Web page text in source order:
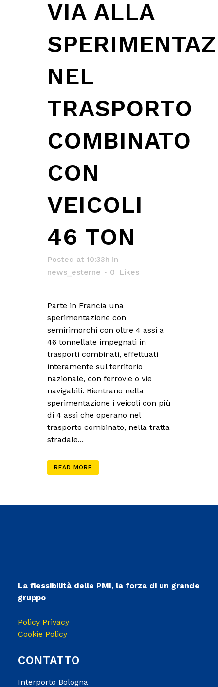
VIA ALLA
NEL
TRASPORTO
COMBINATO
CON
VEICOLI
46 TON
Posted at 10:33h in
news_esterne
0 Likes
Parte in Francia una
sperimentazione con
semirimorchi con oltre 4 assi a
46 tonnellate impegnati in
trasporti combinati, effettuati
interamente sul territorio
nazionale, con ferrovie o vie
navigabili. Rientrano nella
sperimentazione i veicoli con più
di 4 assi che operano nel
trasporto combinato, nella tratta
stradale...
READ MORE
La flessibilità delle PMI, la forza di un grande
gruppo
Policy Privacy
Cookie Policy
CONTATTO
Interporto Bologna